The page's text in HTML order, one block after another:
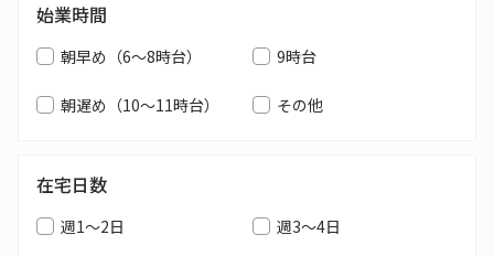
始業時間
朝早め（6～8時台） 9時台
朝遅め（10～11時台） その他
在宅日数
週1～2日 週3～4日